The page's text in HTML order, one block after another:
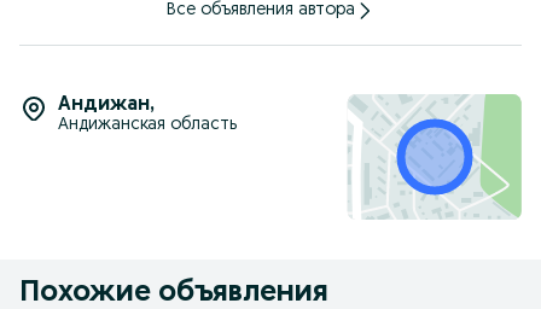
Все объявления автора
Андижан,
Андижанская область
Похожие объявления